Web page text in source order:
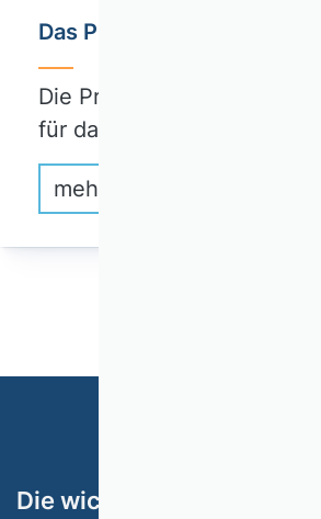
Das ProDok-Programm für
Die ProDok-Kursthemen
für das neue…
mehr erfahren
Die wichtigsten Themen